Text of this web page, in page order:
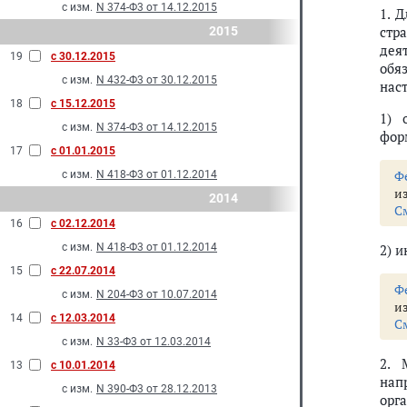
с изм. N 374-Ф3 от 14.12.2015
2015
19
с 30.12.2015
с изм. N 432-Ф3 от 30.12.2015
18
с 15.12.2015
с изм. N 374-Ф3 от 14.12.2015
17
с 01.01.2015
с изм. N 418-Ф3 от 01.12.2014
2014
16
с 02.12.2014
с изм. N 418-Ф3 от 01.12.2014
15
с 22.07.2014
с изм. N 204-Ф3 от 10.07.2014
14
с 12.03.2014
с изм. N 33-Ф3 от 12.03.2014
13
с 10.01.2014
с изм. N 390-Ф3 от 28.12.2013
1.
1)
2)
2.